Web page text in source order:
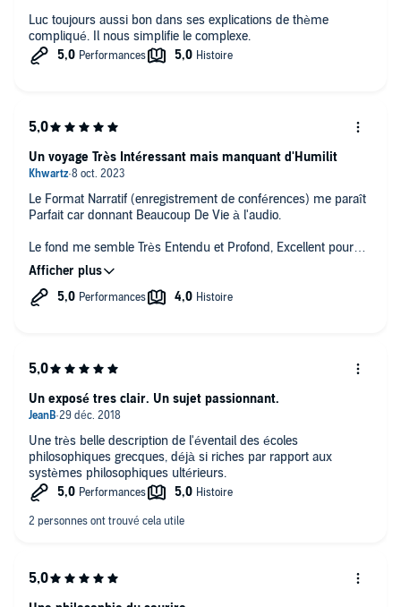
Luc toujours aussi bon dans ses explications de thème
compliqué. Il nous simplifie le complexe.
Le Format Narratif (enregistrement de conférences) me paraît
Parfait car donnant Beaucoup De Vie à l'audio.
Le fond me semble Très Entendu et Profond, Excellent pour
une Bonne Culture Générale et Réfléchir Sur La Vie, et un
particulier le Bonheur dont il nous nie La Capacité à l'Atteindre.
sur l'affirmation du paragraphe précédent), taxant d'autres
points de vue "d'Imbéciles" me fait dire que :
. L'Imbécile est surtout celui qui S'Aveugle Lui-Même en
Bêtise, ses Propres Erreurs.
Un voyage Très Intéressant mais manquant d'Humilit
Une très belle description de l'éventail des écoles
philosophiques grecques, déjà si riches par rapport aux
systèmes philosophiques ultérieurs.
Un exposé tres clair. Un sujet passionnant.